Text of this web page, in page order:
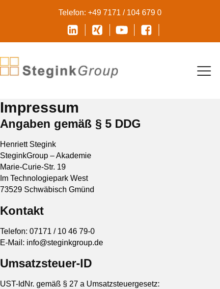
Telefon: +49 7171 / 104 679 0
Impressum
Angaben gemäß § 5 DDG
Henriett Stegink
SteginkGroup – Akademie
Marie-Curie-Str. 19
Im Technologiepark West
73529 Schwäbisch Gmünd
Kontakt
Telefon: 07171 / 10 46 79-0
E-Mail: info@steginkgroup.de
Umsatzsteuer-ID
UST-IdNr. gemäß § 27 a Umsatzsteuergesetz: